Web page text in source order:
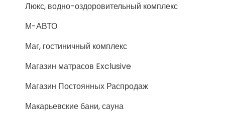
Люкс, водно-оздоровительный комплекс
М-АВТО
Маг, гостиничный комплекс
Магазин матрасов Exclusive
Магазин Постоянных Распродаж
Макарьевские бани, сауна